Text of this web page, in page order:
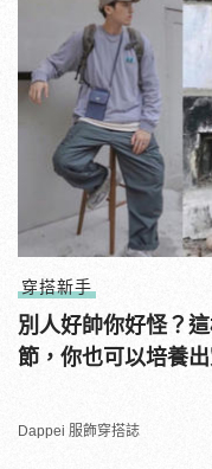
穿搭新手
別人好帥你好怪？
節，你也可以培養出
Dappei 服飾穿搭誌